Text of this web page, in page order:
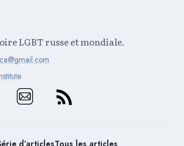
LGBT russe et mondiale.